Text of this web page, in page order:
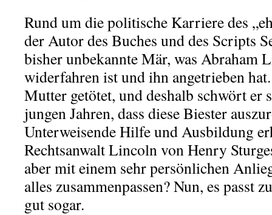
Rund um die politische Karriere des
der Autor des Buches und des Scripts
bisher unbekannte Mär, was Abraham
widerfahren ist und ihn angetrieben
Mutter getötet, und deshalb schwört er
jungen Jahren, dass diese Biester
Unterweisende Hilfe und Ausbildung
Rechtsanwalt Lincoln von Henry
aber mit einem sehr persönlichen
alles zusammenpassen? Nun, es passt
gut sogar.